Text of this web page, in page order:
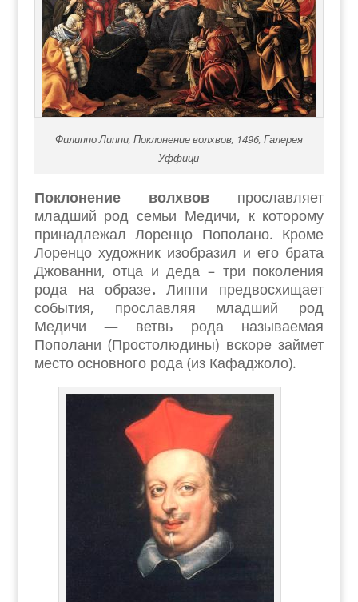
Филиппо Липпи, Поклонение волхвов, 1496, Галерея
Уффици
Поклонение волхвов прославляет
младший род семьи Медичи, к которому
принадлежал Лоренцо Пополано. Кроме
Лоренцо художник изобразил и его брата
Джованни, отца и деда – три поколения
рода на образе. Липпи предвосхищает
события, прославляя младший род
Медичи — ветвь рода называемая
Пополани (Простолюдины) вскоре займет
место основного рода (из Кафаджоло).